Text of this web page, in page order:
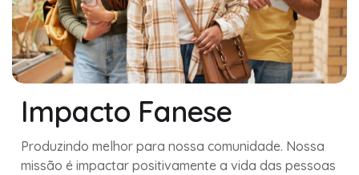
Impacto Fanese
Produzindo melhor para nossa comunidade. Nossa
missão é impactar positivamente a vida das pessoas